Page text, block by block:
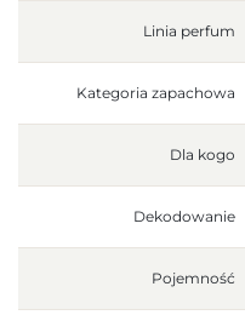
Linia perfum
Kategoria zapachowa
Dla kogo
Dekodowanie
Pojemność